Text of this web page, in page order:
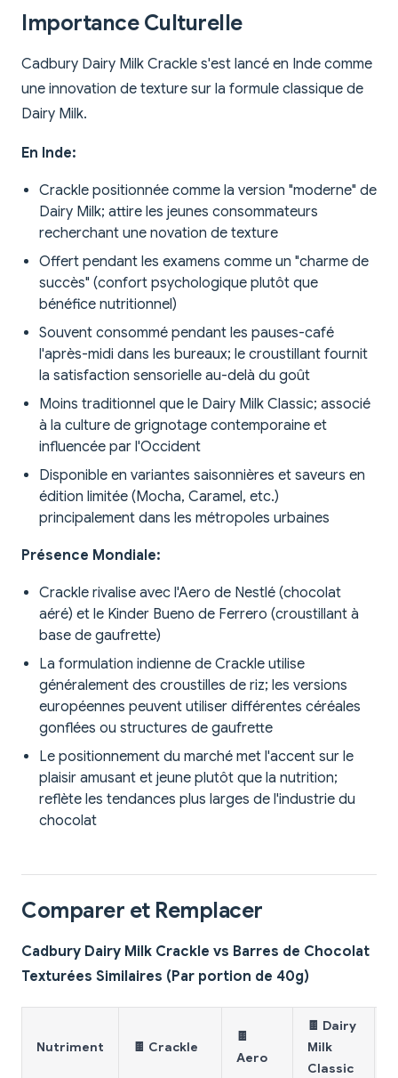
Importance Culturelle
Cadbury Dairy Milk Crackle s'est lancé en Inde comme
une innovation de texture sur la formule classique de
Dairy Milk.
En Inde:
Crackle positionnée comme la version "moderne" de
Dairy Milk; attire les jeunes consommateurs
recherchant une novation de texture
Offert pendant les examens comme un "charme de
succès" (confort psychologique plutôt que
bénéfice nutritionnel)
Souvent consommé pendant les pauses-café
l'après-midi dans les bureaux; le croustillant fournit
la satisfaction sensorielle au-delà du goût
Moins traditionnel que le Dairy Milk Classic; associé
à la culture de grignotage contemporaine et
influencée par l'Occident
Disponible en variantes saisonnières et saveurs en
édition limitée (Mocha, Caramel, etc.)
principalement dans les métropoles urbaines
Présence Mondiale:
Crackle rivalise avec l'Aero de Nestlé (chocolat
aéré) et le Kinder Bueno de Ferrero (croustillant à
base de gaufrette)
La formulation indienne de Crackle utilise
généralement des croustilles de riz; les versions
européennes peuvent utiliser différentes céréales
gonflées ou structures de gaufrette
Le positionnement du marché met l'accent sur le
plaisir amusant et jeune plutôt que la nutrition;
reflète les tendances plus larges de l'industrie du
chocolat
Comparer et Remplacer
Cadbury Dairy Milk Crackle vs Barres de Chocolat
Texturées Similaires (Par portion de 40g)
Nutriment 🍫 Crackle
🍫
Aero
🍫 Dairy
Milk
Classic